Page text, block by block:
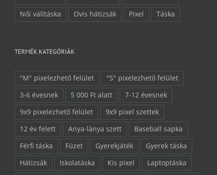
Női válltáska
Ovis hátizsák Pixel Táska
TERMÉK KATEGÓRIÁK
"M" pixelezhető felület
"S" pixelezhető felület
3-6 évesnek
5 000 Ft alatt
7-12 évesnek
9x9 pixelezhető felület
9x9 pixel szettek
12 év felett
Anya-lánya szett
Baseball sapka
Férfi táska
Füzet Gyerekjáték
Gyerek táska
Hátizsák
Iskolatáska Kis pixel
Laptoptáska